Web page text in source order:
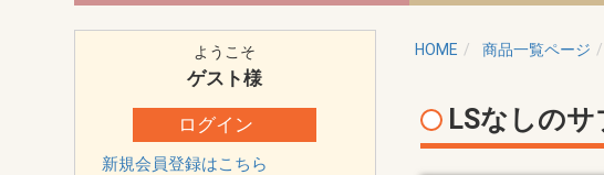
ようこそ
ゲスト様
ログイン
新規会員登録はこちら
HOME 商品一覧ページ
LSなしの